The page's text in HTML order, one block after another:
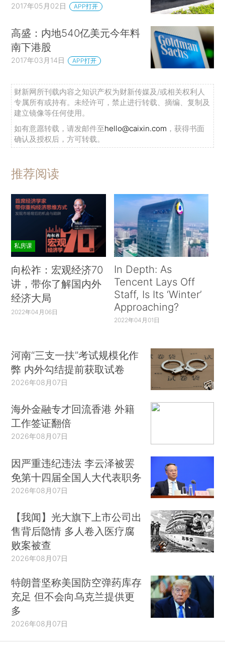
2017年05月02日 APP打开
高盛：内地540亿美元今年料
南下港股
2017年03月14日 APP打开
财新网所刊载内容之知识产权为财新传媒及/或相关权利人
专属所有或持有。未经许可，禁止进行转载、摘编、复制及
建立镜像等任何使用。
如有意愿转载，请发邮件至hello@caixin.com ，获得书面
确认及授权后，方可转载。
推荐阅读
私房课
向松祚：宏观经济70
讲，带你了解国内外
经济大局
2022年04月06日
In Depth: As
Tencent Lays Off
Staff, Is Its ‘Winter’
Approaching?
2022年04月01日
河南“三支一扶”考试规模化作
弊 内外勾结提前获取试卷
2026年08月07日
海外金融专才回流香港 外籍
工作签证翻倍
2026年08月07日
因严重违纪违法 李云泽被罢
免第十四届全国人大代表职务
2026年08月07日
【我闻】光大旗下上市公司出
售背后隐情 多人卷入医疗腐
败案被查
2026年08月07日
特朗普坚称美国防空弹药库存
充足 但不会向乌克兰提供更
多
2026年08月07日